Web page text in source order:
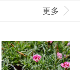
更多